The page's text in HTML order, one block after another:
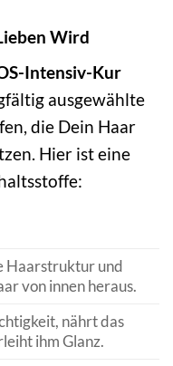
Wird
Intensiv-Kur
ausgewählte
die Dein Haar
Hier ist eine
Haarstruktur und
von innen heraus.
nährt das
ihm Glanz.